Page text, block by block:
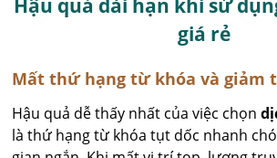
Hậu quả dài hạn khi sử
giá rẻ
Mất thứ hạng từ khóa và giảm
Hậu quả dễ thấy nhất của việc chọn
là thứ hạng từ khóa tụt dốc nhanh